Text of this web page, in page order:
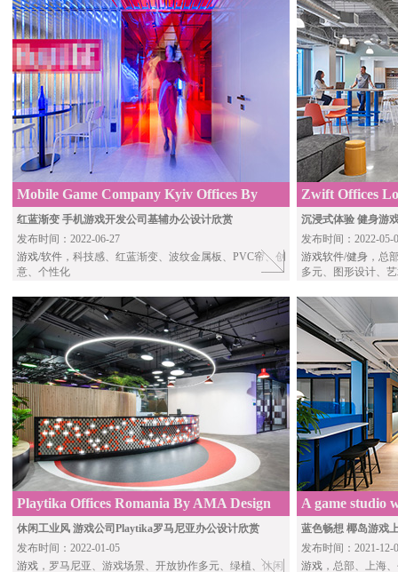
Mobile Game Company Kyiv Offices By
5point.space
红蓝渐变 手机游戏开发公司基辅办公设计欣赏
发布时间：2022-06-27
游戏/软件 ，科技感、红蓝渐变、波纹金属板、PVC帘、创
意、个性化
Zwift Offices
Architects
沉浸式体验 健身游
发布时间：2022-05-
游戏软件/健身 ，总
多元、图形设计、
Playtika Offices Romania By AMA Design
休闲工业风 游戏公司Playtika罗马尼亚办公设计欣赏
发布时间：2022-01-05
游戏 ，罗马尼亚、游戏场景、开放协作多元、绿植、休闲
A game studio
蓝色畅想 椰岛游戏
发布时间：2021-12-
游戏 ，总部、上海